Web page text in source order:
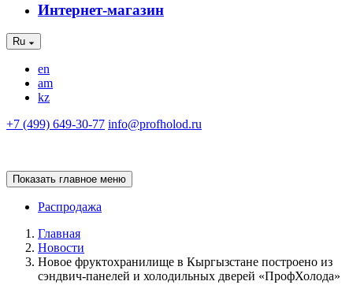
Интернет-магазин
Ru
en
am
kz
+7 (499) 649-30-77 info@profholod.ru
Показать главное меню
Распродажа
Главная
Новости
Новое фруктохранилище в Кыргызстане построено из
сэндвич-панелей и холодильных дверей «ПрофХолода»